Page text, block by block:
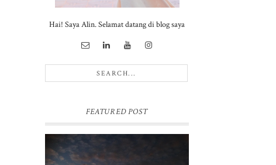
Hai! Saya Alin. Selamat datang di blog saya
FEATURED POST